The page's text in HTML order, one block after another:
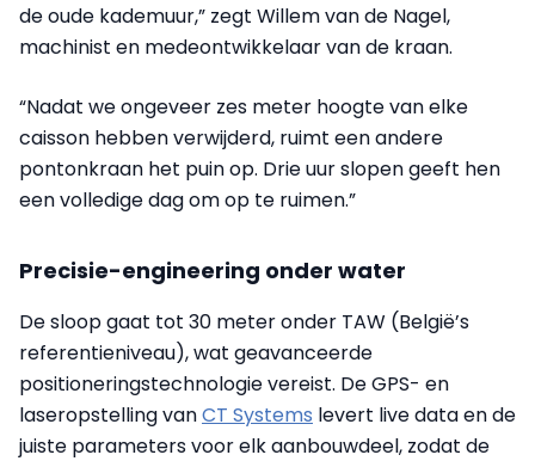
de oude kademuur,” zegt Willem van de Nagel,
machinist en medeontwikkelaar van de kraan.
“Nadat we ongeveer zes meter hoogte van elke
caisson hebben verwijderd, ruimt een andere
pontonkraan het puin op. Drie uur slopen geeft hen
een volledige dag om op te ruimen.”
Precisie-engineering onder water
De sloop gaat tot 30 meter onder TAW (België’s
referentieniveau), wat geavanceerde
positioneringstechnologie vereist. De GPS- en
laseropstelling vanCT Systems levert live data en de
juiste parameters voor elk aanbouwdeel, zodat de